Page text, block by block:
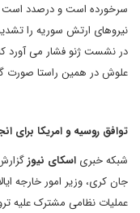
سرخورده است و درصدد است
نیروهای ارتش سوریه را
در نشست ژنو فشار می آورد
علوش در همین راستا صورت
توافق روسیه و امریکا برای
شبکه خبری اسکای نیوز
جان کری، وزیر امور خارجه
عملیات نظامی مشترک علیه